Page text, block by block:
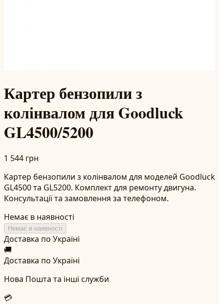
Картер бензопили з
колінвалом для Goodluck
GL4500/5200
1 544 грн
Картер бензопили з колінвалом для моделей Goodluck
GL4500 та GL5200. Комплект для ремонту двигуна.
Консультації та замовлення за телефоном.
Немає в наявності
Немає в наявності
Доставка по Україні
🚚
Доставка по Україні
Нова Пошта та інші служби
💳